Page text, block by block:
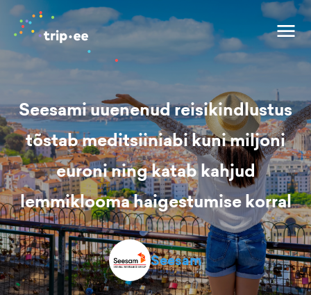
Seesami uuenenud reisikindlustus
tõstab meditsiiniabi kuni miljoni
euroni ning katab kahjud
lemmiklooma haigestumise korral
Seesam